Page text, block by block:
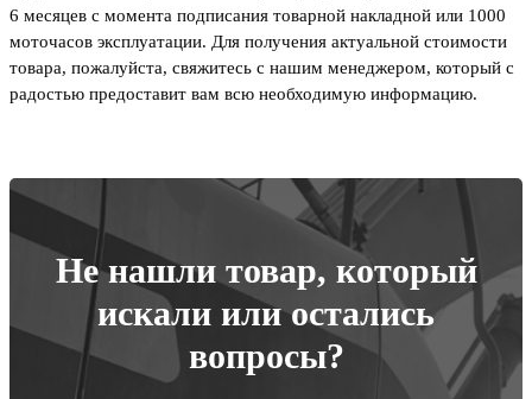
6 месяцев с момента подписания товарной накладной или 1000
моточасов эксплуатации. Для получения актуальной стоимости
товара, пожалуйста, свяжитесь с нашим менеджером, который с
радостью предоставит вам всю необходимую информацию.
Не нашли товар, который
искали или остались
вопросы?